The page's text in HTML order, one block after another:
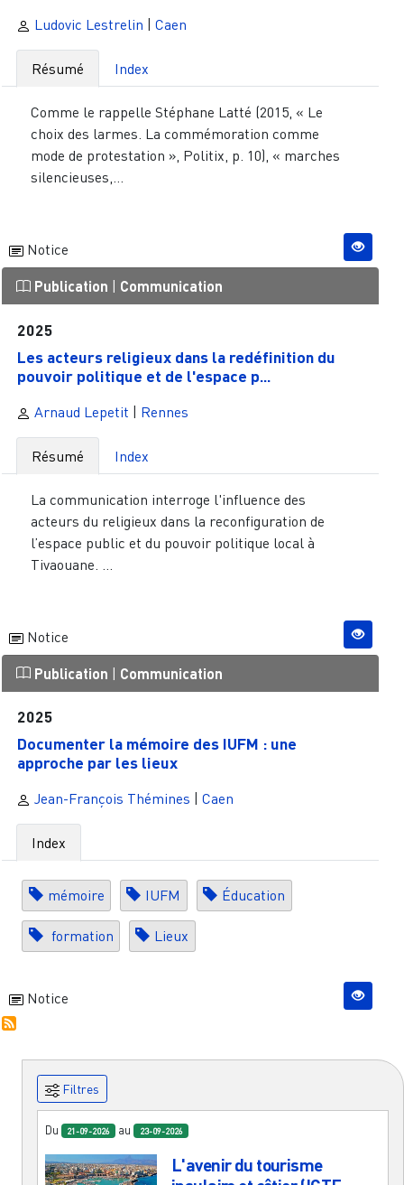
Ludovic Lestrelin Caen
Résumé Index
Comme le rappelle Stéphane Latté (2015, « Le
choix des larmes. La commémoration comme
mode de protestation », Politix, p. 10), « marches
silencieuses,...
Notice
Publication Communication
2025
Les acteurs religieux dans la redéfinition du
pouvoir politique et de l'espace p...
Arnaud Lepetit | Rennes
Résumé Index
La communication interroge l'influence des
acteurs du religieux dans la reconfiguration de
l’espace public et du pouvoir politique local à
Tivaouane. ...
Notice
Publication | Communication
2025
Documenter la mémoire des IUFM : une
approche par les lieux
Jean-François Thémines | Caen
Index
mémoire IUFM Éducation
formation Lieux
Notice
Filtres
Du 21-09-2026 au 23-09-2026
L'avenir du tourisme